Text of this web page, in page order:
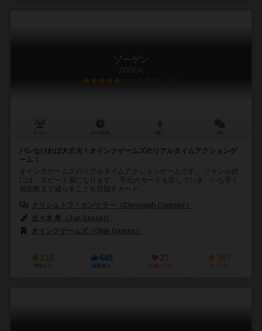
ゾーゲン
ZOGEN
5.7
バレなければ大丈夫！オインクゲームズのリアルタイムアクションゲ
ーム！
オインクゲームズのリアルタイムアクションゲームです。 ジャンル的
には、スピード系になります。 手元のカードを出していき、いち早く
規定数まで減らすことを目指すカード...
クリシュトフ・カンツラー（Christoph Cantzler）
佐々木 隼（Jun Sasaki）
オインクゲームズ（Oink Games）
110
興味あり
445
経験あり
27
お気に入り
367
持ってる